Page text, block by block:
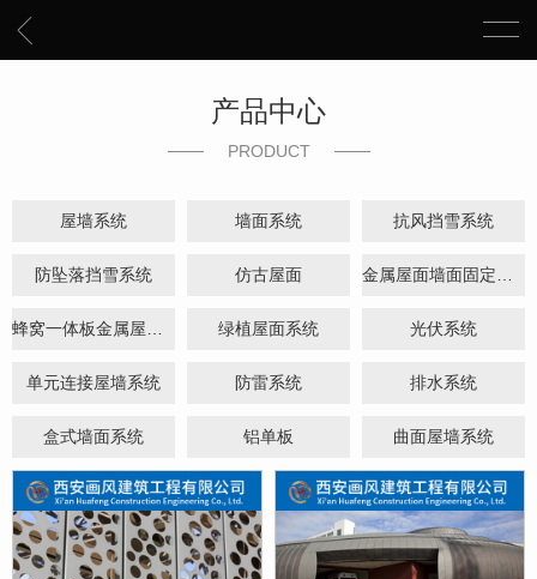
产品中心
PRODUCT
屋墙系统 墙面系统 抗风挡雪系统
防坠落挡雪系统 仿古屋面
绿植屋面系统 光伏系统
单元连接屋墙系统 防雷系统 排水系统
盒式墙面系统 铝单板 曲面屋墙系统